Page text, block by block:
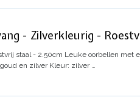
- Zilverkleurig -
staal - 2.50cm Leuke oorbellen met
en zilver Kleur: zilver …